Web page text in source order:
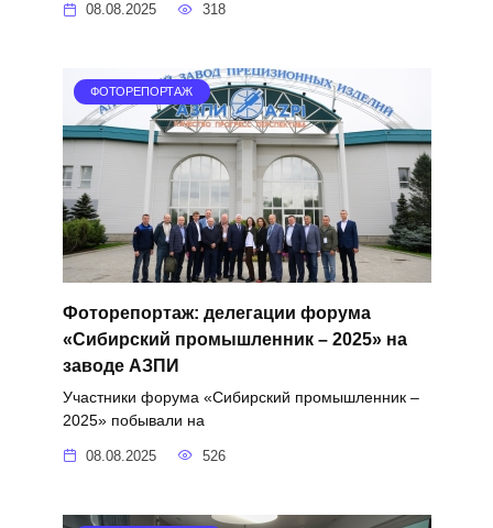
08.08.2025 318
ФОТОРЕПОРТАЖ
Фоторепортаж: делегации форума
«Сибирский промышленник – 2025» на
заводе АЗПИ
Участники форума «Сибирский промышленник –
2025» побывали на
08.08.2025 526